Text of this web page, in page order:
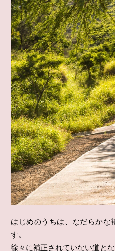
はじめのうちは、なだらかな
す。
徐々に補正されていない道と